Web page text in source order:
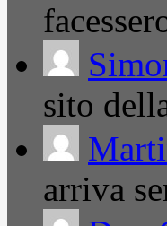
sito
arriva